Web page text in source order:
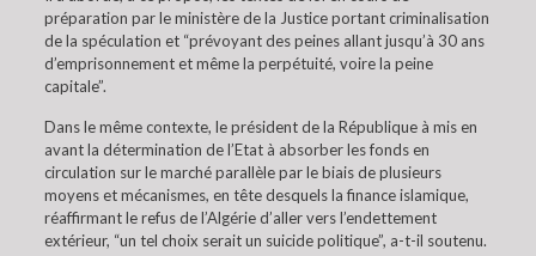
préparation par le ministère de la Justice portant criminalisation
de la spéculation et “prévoyant des peines allant jusqu’à 30 ans
d’emprisonnement et même la perpétuité, voire la peine
capitale”.
Dans le même contexte, le président de la République à mis en
avant la détermination de l’Etat à absorber les fonds en
circulation sur le marché parallèle par le biais de plusieurs
moyens et mécanismes, en tête desquels la finance islamique,
réaffirmant le refus de l’Algérie d’aller vers l’endettement
extérieur, “un tel choix serait un suicide politique”, a-t-il soutenu.